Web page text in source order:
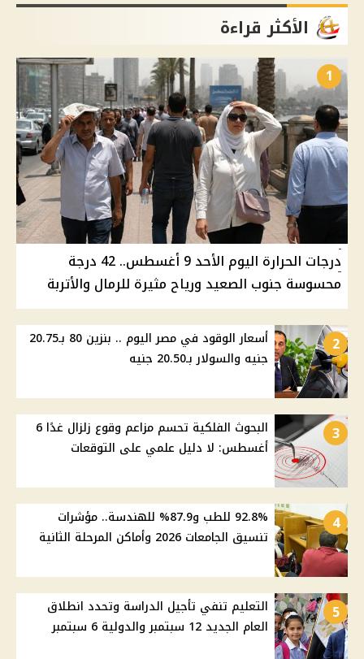
الأكثر قراءة
1
درجات الحرارة اليوم الأحد 9 أغسطس.. 42 درجة
محسوسة جنوب الصعيد ورياح مثيرة للرمال والأتربة
2
أسعار الوقود في مصر اليوم .. بنزين 80 بـ20.75
جنيه والسولار بـ20.50 جنيه
3
البحوث الفلكية تحسم مزاعم وقوع زلزال غدًا 6
أغسطس: لا دليل علمي على التوقعات
4
92.8% للطب و87.9% للهندسة.. مؤشرات
تنسيق الجامعات 2026 وأماكن المرحلة الثانية
5
التعليم تنفي تأجيل الدراسة وتحدد انطلاق
العام الجديد 12 سبتمبر والدولية 6 سبتمبر